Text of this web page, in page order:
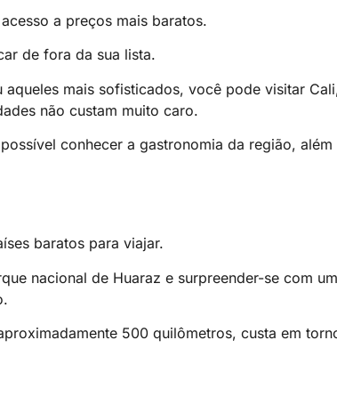
a preços mais baratos.
de fora da sua lista.
mais sofisticados, você pode visitar
não custam muito caro.
conhecer a gastronomia da região, além
baratos para viajar.
nacional de Huaraz e surpreender-se com
500 quilômetros, custa em